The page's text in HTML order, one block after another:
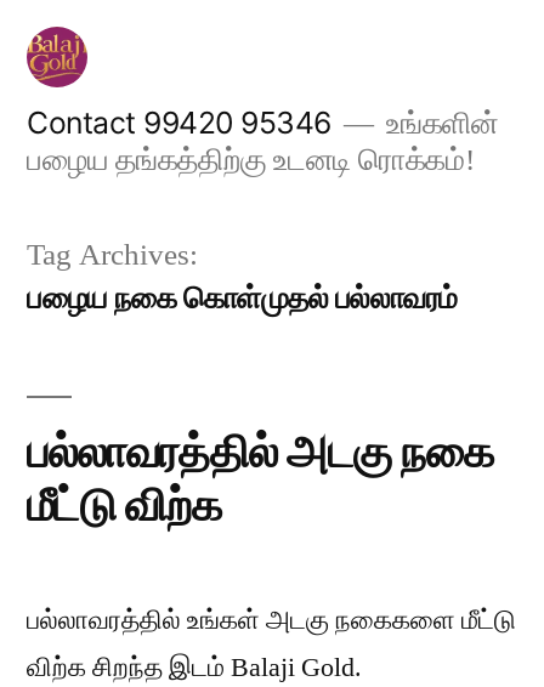
Skip
content
Contact 99420 95346
உங்களின்
பழைய தங்கத்திற்கு உடனடி ரொக்கம்!
Tag Archives:
பழைய நகை கொள்முதல் பல்லாவரம்
பல்லாவரத்தில் அடகு நகை
மீட்டு விற்க
பல்லாவரத்தில் உங்கள் அடகு நகைகளை மீட்டு
விற்க சிறந்த இடம் Balaji Gold.